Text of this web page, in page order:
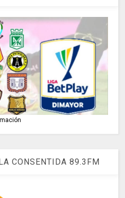
CONSENTIDA 89.3FM